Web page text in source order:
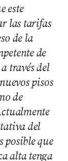
este
las tarifas
de la
de
través del
pisos
de
del
posible que
alta tenga